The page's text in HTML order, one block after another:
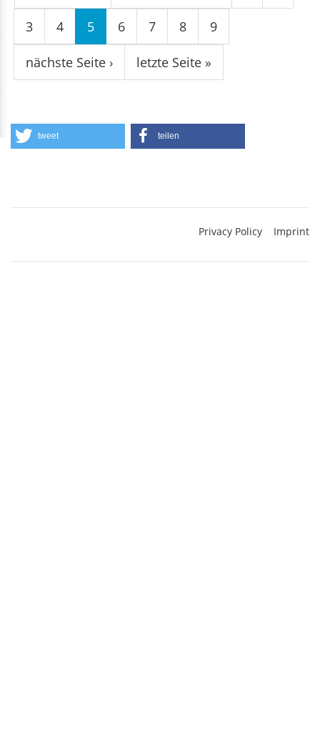
3 4 5 6 7 8 9
nächste Seite › letzte Seite »
tweet teilen
Privacy Policy Imprint